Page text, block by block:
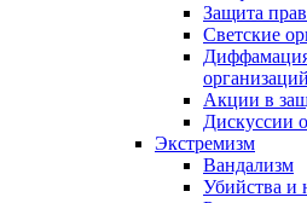
Защита
Светские
Акции в
Дискуссии
Экстремизм
Вандализм
Убийства и